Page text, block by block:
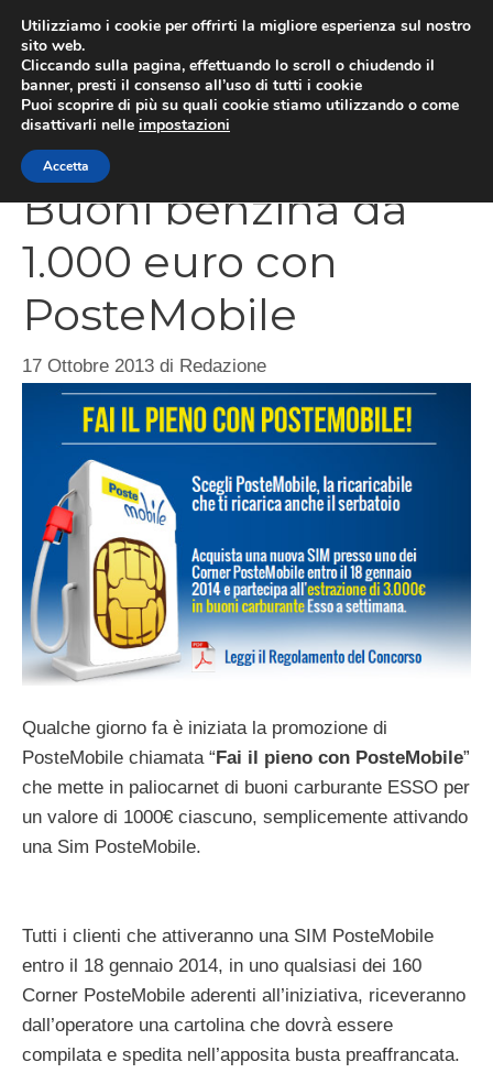
contenuto
Buoni benzina da
1.000 euro con
PosteMobile
17 Ottobre 2013 di Redazione
Qualche giorno fa è iniziata la promozione di
PosteMobile chiamata “Fai il pieno con PosteMobile”
che mette in paliocarnet di buoni carburante ESSO per
un valore di 1000€ ciascuno, semplicemente attivando
una Sim PosteMobile.
Tutti i clienti che attiveranno una SIM PosteMobile
entro il 18 gennaio 2014, in uno qualsiasi dei 160
Corner PosteMobile aderenti all’iniziativa, riceveranno
dall’operatore una cartolina che dovrà essere
compilata e spedita nell’apposita busta preaffrancata.
Utilizziamo i cookie per offrirti la migliore esperienza sul nostro
sito web.
Cliccando sulla pagina, effettuando lo scroll o chiudendo il
banner, presti il consenso all’uso di tutti i cookie
Puoi scoprire di più su quali cookie stiamo utilizzando o come
disattivarli nelle impostazioni
Accetta